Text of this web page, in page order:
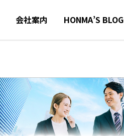
会社案内 HONMA’S BLOG